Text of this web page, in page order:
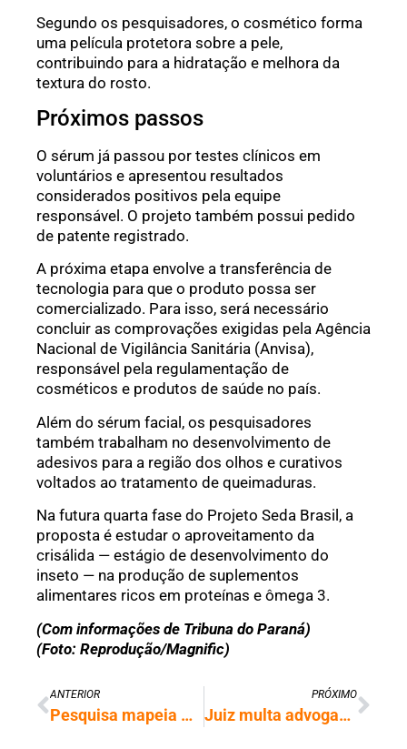
Segundo os pesquisadores, o cosmético forma
uma película protetora sobre a pele,
contribuindo para a hidratação e melhora da
textura do rosto.
Próximos passos
O sérum já passou por testes clínicos em
voluntários e apresentou resultados
considerados positivos pela equipe
responsável. O projeto também possui pedido
de patente registrado.
A próxima etapa envolve a transferência de
tecnologia para que o produto possa ser
comercializado. Para isso, será necessário
concluir as comprovações exigidas pela Agência
Nacional de Vigilância Sanitária (Anvisa),
responsável pela regulamentação de
cosméticos e produtos de saúde no país.
Além do sérum facial, os pesquisadores
também trabalham no desenvolvimento de
adesivos para a região dos olhos e curativos
voltados ao tratamento de queimaduras.
Na futura quarta fase do Projeto Seda Brasil, a
proposta é estudar o aproveitamento da
crisálida — estágio de desenvolvimento do
inseto — na produção de suplementos
alimentares ricos em proteínas e ômega 3.
(Com informações de Tribuna do Paraná)
(Foto: Reprodução/Magnific)
ANTERIOR
Pesquisa mapeia DNA de brasileiros e identifica risco hereditário de câncer
PRÓXIMO
Juiz multa advogadas por comando para IA escondido em petição